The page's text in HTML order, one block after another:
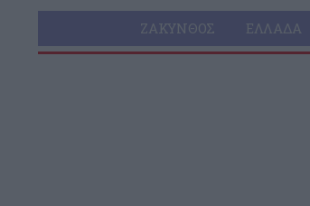
ΖΆΚΥΝΘΟΣ ΕΛΛΆΔΑ